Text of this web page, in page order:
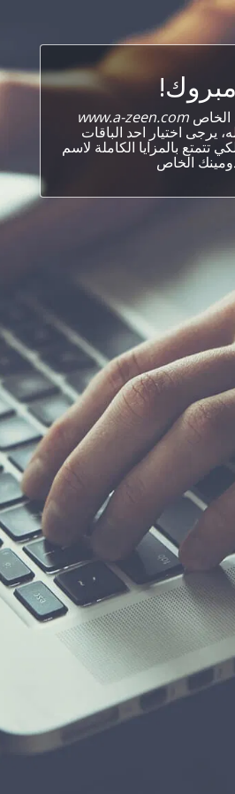
مبروك!
الخاصwww.a-zeen.com
يرجى اختيار احد الباقات
تتمتع بالمزايا الكاملة لاسم
الخاص